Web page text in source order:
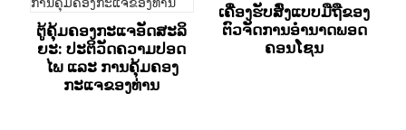
ຕູ້ຄຸ້ມຄອງກະແຈອັດສະລິ
ຍະ: ປະຕິວັດຄວາມປອດ
ໄພ ແລະ ການຄຸ້ມຄອງ
ກະແຈຂອງທ່ານ
ເຄື່ອງຮັບສົ່ງແບບມືຖືຂອງ
ຕົວຈັດການອຳນາດພອດ
ຄອນໂຊນ